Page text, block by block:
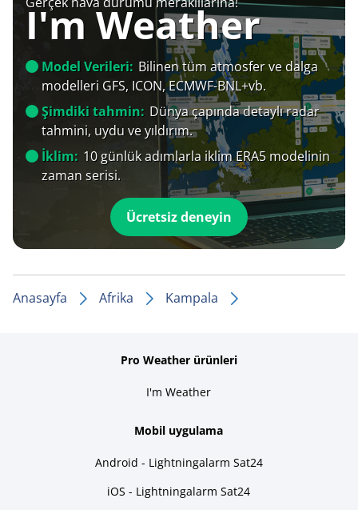
I'm Weather
Model Verileri: Bilinen tüm atmosfer ve dalga
modelleri GFS, ICON, ECMWF-BNL+vb.
Şimdiki tahmin: Dünya çapında detaylı radar
tahmini, uydu ve yıldırım.
İklim: 10 günlük adımlarla iklim ERA5 modelinin
zaman serisi.
Ücretsiz deneyin
Anasayfa Afrika Kampala
Pro Weather ürünleri
I'm Weather
Mobil uygulama
Android - Lightningalarm Sat24
iOS - Lightningalarm Sat24